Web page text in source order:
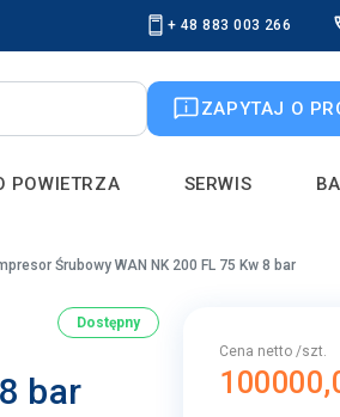
+ 48 883 003 266
ZAPYTAJ O
POWIETRZA SERWIS
Śrubowy WAN NK 200 FL 75 Kw 8 bar
Dostępny
bar
Cena netto /szt.